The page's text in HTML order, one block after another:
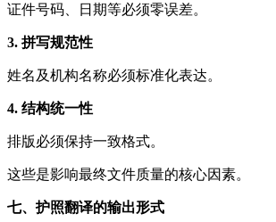
证件号码、日期等必须零误差。
3. 拼写规范性
姓名及机构名称必须标准化表达。
4. 结构统一性
排版必须保持一致格式。
这些是影响最终文件质量的核心因素。
七、护照翻译的输出形式